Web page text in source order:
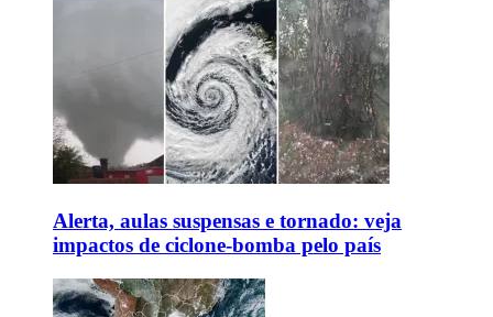
Alerta, aulas suspensas e tornado: veja
impactos de ciclone-bomba pelo país